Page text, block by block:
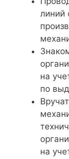
линий
на
по
на